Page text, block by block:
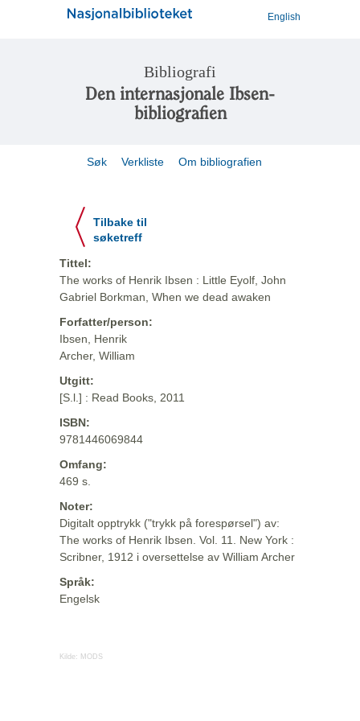
English
Bibliografi
Den internasjonale Ibsen-
bibliografien
Søk Verkliste Om bibliografien
Tilbake til
søketreff
Tittel:
The works of Henrik Ibsen : Little Eyolf, John
Gabriel Borkman, When we dead awaken
Forfatter/person:
Ibsen, Henrik
Archer, William
Utgitt:
[S.l.] : Read Books, 2011
ISBN:
9781446069844
Omfang:
469 s.
Noter:
Digitalt opptrykk ("trykk på forespørsel") av:
The works of Henrik Ibsen. Vol. 11. New York :
Scribner, 1912 i oversettelse av William Archer
Språk:
Engelsk
Kilde: MODS